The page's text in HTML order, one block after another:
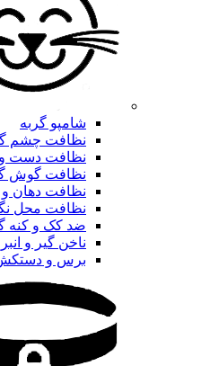
شامپو گربه
نظافت چشم
نظافت دست و
نظافت گوش
نظافت دهان و
نظافت محل
ضد کک و کنه
ناخن گیر و
برس و